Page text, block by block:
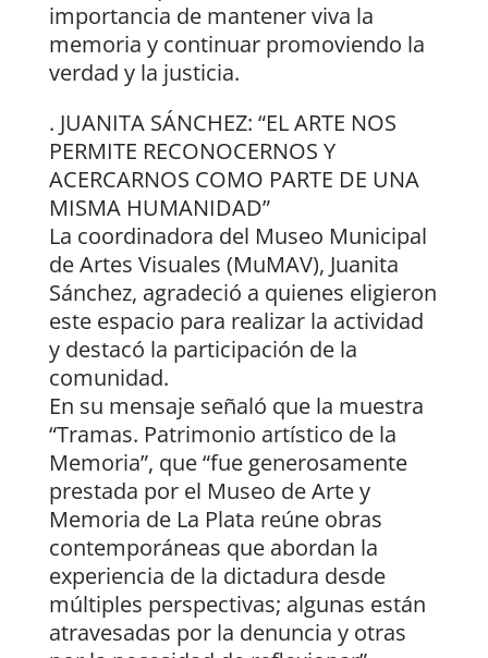
importancia de mantener viva la
memoria y continuar promoviendo la
verdad y la justicia.
. JUANITA SÁNCHEZ: “EL ARTE NOS
PERMITE RECONOCERNOS Y
ACERCARNOS COMO PARTE DE UNA
MISMA HUMANIDAD”
La coordinadora del Museo Municipal
de Artes Visuales (MuMAV), Juanita
Sánchez, agradeció a quienes eligieron
este espacio para realizar la actividad
y destacó la participación de la
comunidad.
En su mensaje señaló que la muestra
“Tramas. Patrimonio artístico de la
Memoria”, que “fue generosamente
prestada por el Museo de Arte y
Memoria de La Plata reúne obras
contemporáneas que abordan la
experiencia de la dictadura desde
múltiples perspectivas; algunas están
atravesadas por la denuncia y otras